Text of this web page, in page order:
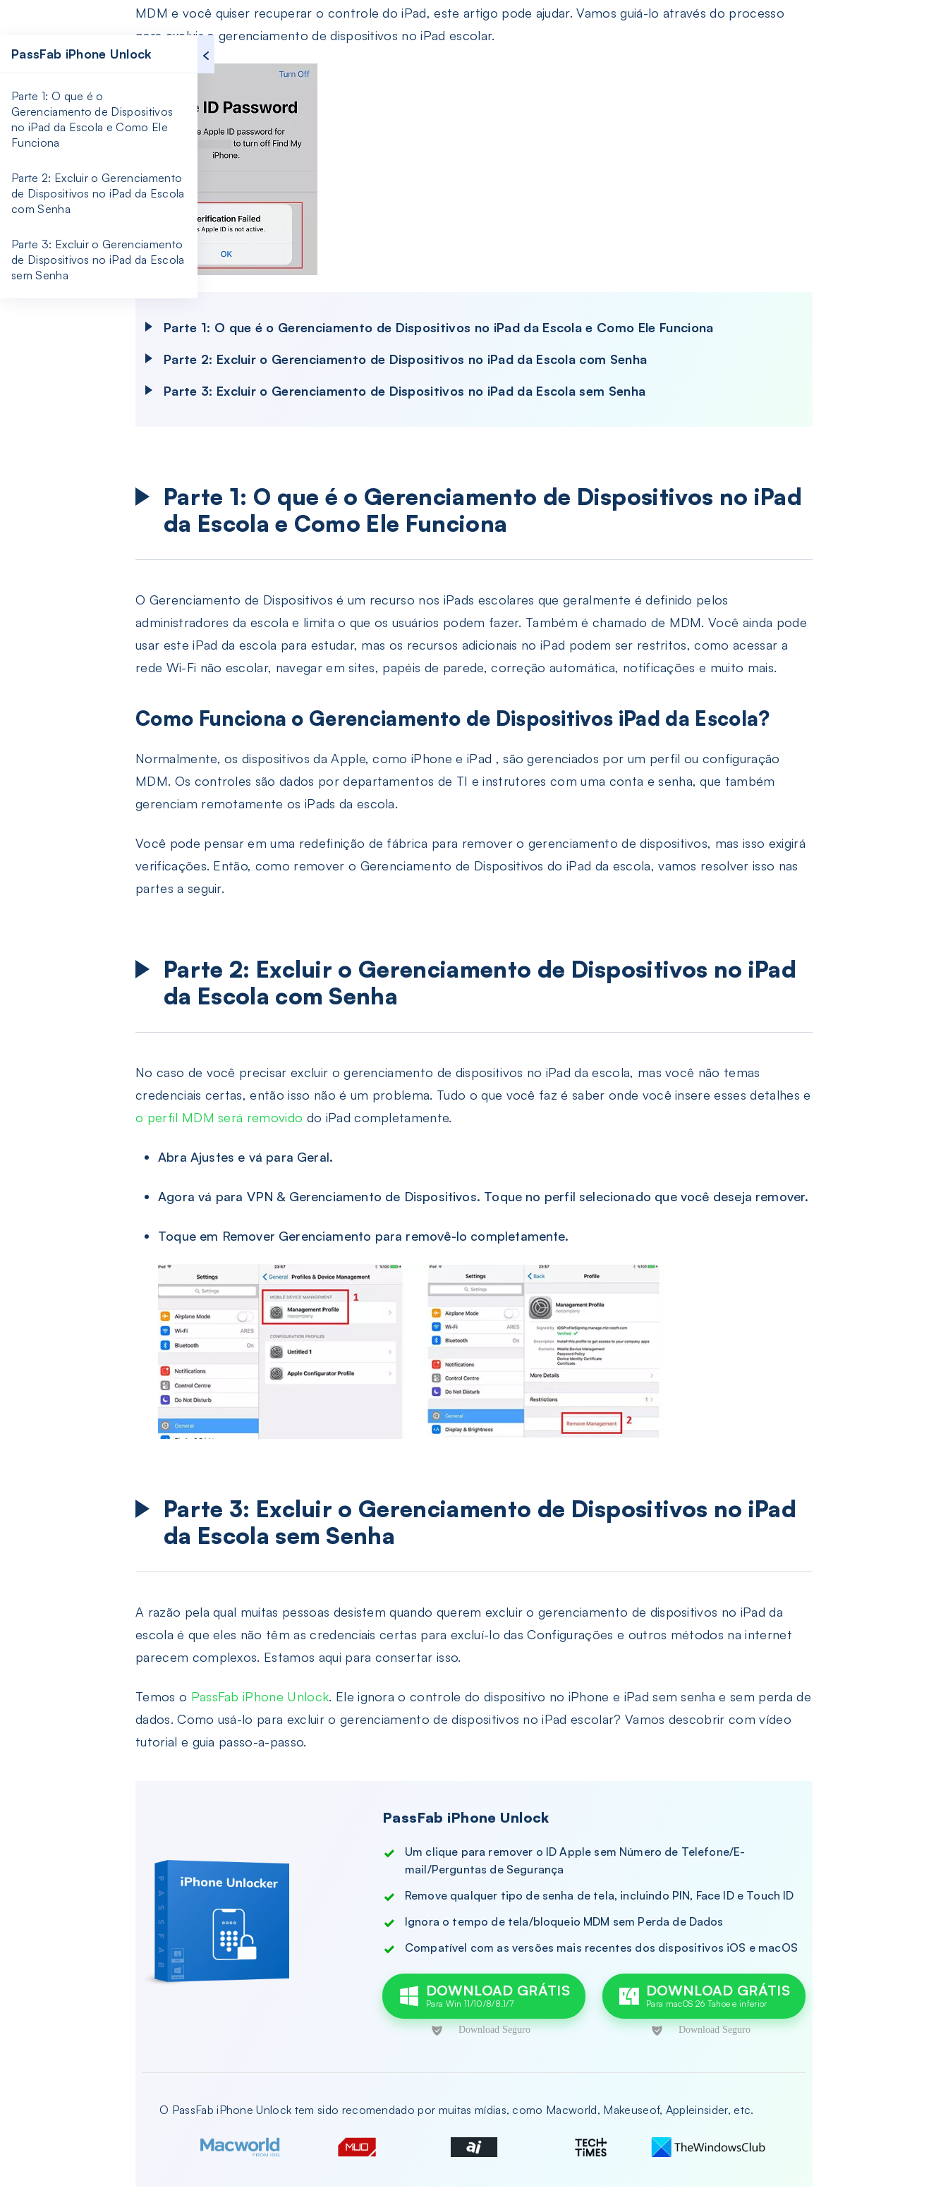
Encontre todas as senhas salvas no iPhone/iPad
PassFab iPhone Unlock
Parte 1: O que é o
Gerenciamento de Dispositivos
no iPad da Escola e Como Ele
Funciona
Parte 2: Excluir o Gerenciamento
de Dispositivos no iPad da Escola
com Senha
Parte 3: Excluir o Gerenciamento
de Dispositivos no iPad da Escola
sem Senha
MDM e você quiser recuperar o controle do iPad, este artigo pode ajudar. Vamos guiá-lo através do processo
para excluir o gerenciamento de dispositivos no iPad escolar.
Parte 1: O que é o Gerenciamento de Dispositivos no iPad da Escola e Como Ele Funciona
Parte 2: Excluir o Gerenciamento de Dispositivos no iPad da Escola com Senha
Parte 3: Excluir o Gerenciamento de Dispositivos no iPad da Escola sem Senha
Parte 1: O que é o Gerenciamento de Dispositivos no iPad
da Escola e Como Ele Funciona
O Gerenciamento de Dispositivos é um recurso nos iPads escolares que geralmente é definido pelos
administradores da escola e limita o que os usuários podem fazer. Também é chamado de MDM. Você ainda pode
usar este iPad da escola para estudar, mas os recursos adicionais no iPad podem ser restritos, como acessar a
rede Wi-Fi não escolar, navegar em sites, papéis de parede, correção automática, notificações e muito mais.
Como Funciona o Gerenciamento de Dispositivos iPad da Escola?
Normalmente, os dispositivos da Apple, como iPhone e iPad , são gerenciados por um perfil ou configuração
MDM. Os controles são dados por departamentos de TI e instrutores com uma conta e senha, que também
gerenciam remotamente os iPads da escola.
Você pode pensar em uma redefinição de fábrica para remover o gerenciamento de dispositivos, mas isso exigirá
verificações. Então, como remover o Gerenciamento de Dispositivos do iPad da escola, vamos resolver isso nas
partes a seguir.
Parte 2: Excluir o Gerenciamento de Dispositivos no iPad
da Escola com Senha
No caso de você precisar excluir o gerenciamento de dispositivos no iPad da escola, mas você não temas
credenciais certas, então isso não é um problema. Tudo o que você faz é saber onde você insere esses detalhes e
o perfil MDM será removido do iPad completamente.
Abra Ajustes e vá para Geral.
Agora vá para VPN & Gerenciamento de Dispositivos. Toque no perfil selecionado que você deseja remover.
Toque em Remover Gerenciamento para removê-lo completamente.
Parte 3: Excluir o Gerenciamento de Dispositivos no iPad
da Escola sem Senha
A razão pela qual muitas pessoas desistem quando querem excluir o gerenciamento de dispositivos no iPad da
escola é que eles não têm as credenciais certas para excluí-lo das Configurações e outros métodos na internet
parecem complexos. Estamos aqui para consertar isso.
Temos o PassFab iPhone Unlock. Ele ignora o controle do dispositivo no iPhone e iPad sem senha e sem perda de
dados. Como usá-lo para excluir o gerenciamento de dispositivos no iPad escolar? Vamos descobrir com vídeo
tutorial e guia passo-a-passo.
PassFab iPhone Unlock
Um clique para remover o ID Apple sem Número de Telefone/E-
mail/Perguntas de Segurança
Remove qualquer tipo de senha de tela, incluindo PIN, Face ID e Touch ID
Ignora o tempo de tela/bloqueio MDM sem Perda de Dados
Compatível com as versões mais recentes dos dispositivos iOS e macOS
DOWNLOAD GRÁTIS DOWNLOAD GRÁTIS
O PassFab iPhone Unlock tem sido recomendado por muitas mídias, como Macworld, Makeuseof, Appleinsider, etc.